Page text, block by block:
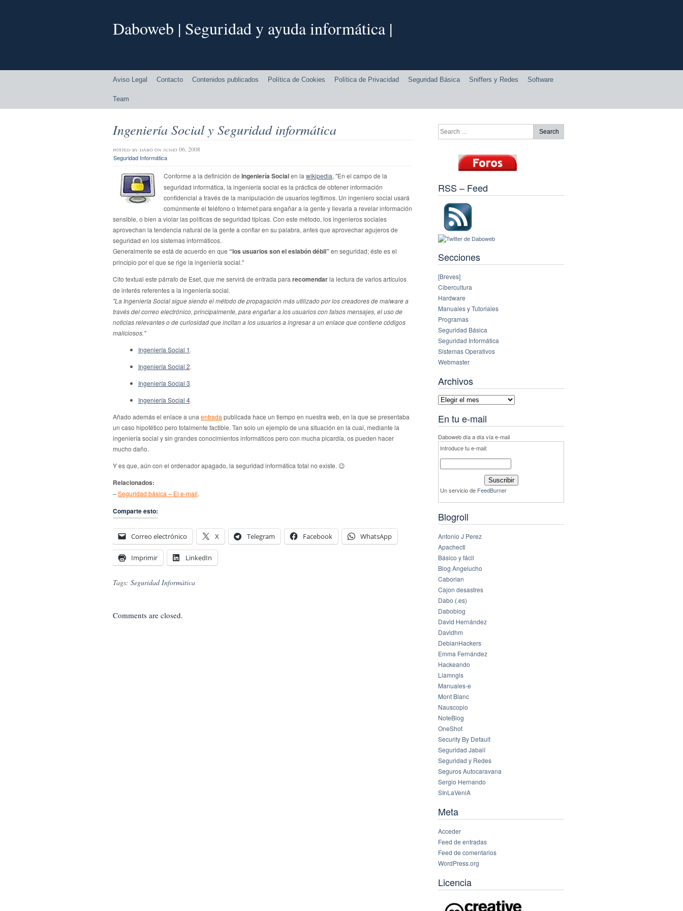
Daboweb | Seguridad y ayuda informática |
Aviso Legal Contacto Contenidos publicados Política de Cookies Política de Privacidad Seguridad Básica Sniffers y Redes Software
Team
Ingeniería Social y Seguridad informática
posted by dabo on junio 06, 2008
Seguridad Informática
Conforme a la definición de Ingeniería Socialen la wikipedia, "En el campo de la
seguridad informática, la ingeniería social es la práctica de obtener información
confidencial a través de la manipulación de usuarios legítimos. Un ingeniero social usará
comúnmente el teléfono o Internet para engañar a la gente y llevarla a revelar información
sensible, o bien a violar las políticas de seguridad típicas. Con este método, los ingenieros sociales
aprovechan la tendencia natural de la gente a confiar en su palabra, antes que aprovechar agujeros de
seguridad en los sistemas informáticos.
Generalmente se está de acuerdo en que “los usuarios son el eslabón débil”en seguridad; éste es el
principio por el que se rige la ingeniería social."
Cito textual este párrafo de Eset, que me servirá de entrada para recomendarla lectura de varios artículos
de interés referentes a la ingeniería social.
"La Ingeniería Social sigue siendo el método de propagación más utilizado por los creadores de malware a
través del correo electrónico, principalmente, para engañar a los usuarios con falsos mensajes, el uso de
noticias relevantes o de curiosidad que incitan a los usuarios a ingresar a un enlace que contiene códigos
maliciosos."
Ingeniería Social 1.
Ingeniería Social 2.
Ingeniería Social 3.
Ingeniería Social 4.
Añado además el enlace a una entrada publicada hace un tiempo en nuestra web, en la que se presentaba
un caso hipotético pero totalmente factible. Tan solo un ejemplo de una situación en la cual, mediante la
ingeniería social y sin grandes conocimientos informáticos pero con mucha picardía, os pueden hacer
mucho daño.
Y es que, aún con el ordenador apagado, la seguridad informática total no existe. 😉
Relacionados:
–Seguridad básica – El e-mail.
Comparte esto:
Correo electrónico X Telegram Facebook WhatsApp
Imprimir LinkedIn
Tags: Seguridad Informática
Comments are closed.
RSS – Feed
Secciones
[Breves]
Cibercultura
Hardware
Manuales y Tutoriales
Programas
Seguridad Básica
Seguridad Informática
Sistemas Operativos
Webmaster
Archivos
Archivos
En tu e-mail
Daboweb día a día vía e-mail
Introduce tu e-mail:
Un servicio de FeedBurner
Blogroll
Antonio J Perez
Apachectl
Básico y fácil
Blog Angelucho
Caborian
Cajon desastres
Dabo (.es)
Daboblog
David Hernández
Davidhm
DebianHackers
Emma Fernández
Hackeando
Liamngls
Manuales-e
Mont Blanc
Nauscopio
NoteBlog
OneShot
Security By Default
Seguridad Jabalí
Seguridad y Redes
Seguros Autocaravana
Sergio Hernando
SInLaVeniA
Meta
Acceder
Feed de entradas
Feed de comentarios
WordPress.org
Licencia